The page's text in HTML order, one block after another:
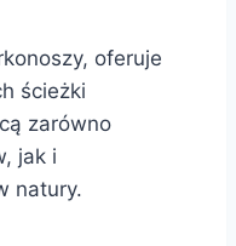
oferuje
ścieżki
zarówno
jak i
natury.